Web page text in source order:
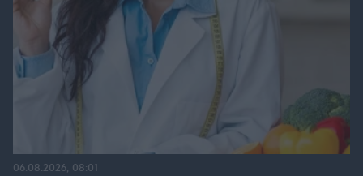
06.08.2026, 08:01